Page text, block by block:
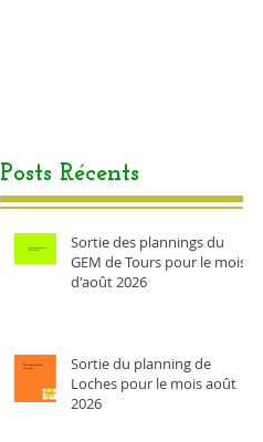
Posts Récents
Sortie des plannings du
GEM de Tours pour le mois
d'août 2026
Sortie du planning de
Loches pour le mois août
2026